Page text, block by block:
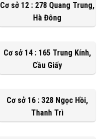
Cơ sở 12 : 278 Quang Trung,
Hà Đông
Cơ sở 14 : 165 Trung Kính,
Cầu Giấy
Cơ sở 16 : 328 Ngọc Hồi,
Thanh Trì